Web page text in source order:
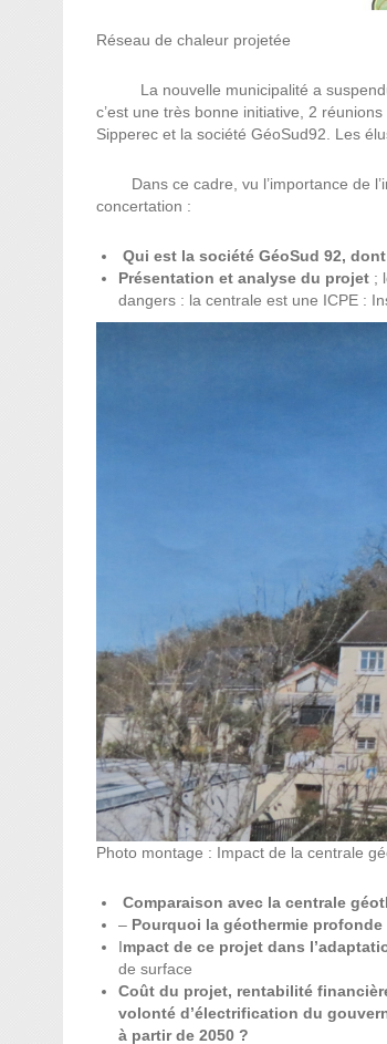
Réseau de chaleur projetée
La nouvelle municipalité a suspendu
c’est une très bonne initiative, 2
Sipperec et la société GéoSud92. Les
Dans ce cadre, vu l’importance de
concertation :
Qui est la société GéoSud 92,
Présentation et analyse du projet ;
dangers : la centrale est une ICPE :
Photo montage : Impact de la centrale
Comparaison avec la centrale
– Pourquoi la géothermie
Impact de ce projet dans
de surface
Coût du projet, rentabilité
volonté d’électrification du
à partir de 2050 ?